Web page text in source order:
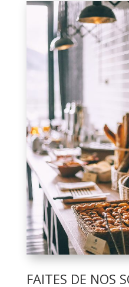
FAITES DE NOS